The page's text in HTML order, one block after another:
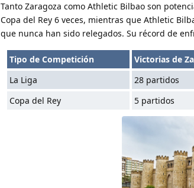
Tanto Zaragoza como Athletic Bilbao son
Copa del Rey 6 veces, mientras que Athletic
que nunca han sido relegados. Su récord de
Tipo de Competición Victorias de
La Liga
28 partidos
Copa del Rey
5 partidos